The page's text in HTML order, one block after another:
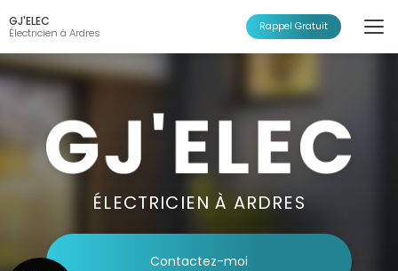
au
contenu
principal
GJ'ELEC
Électricien à Ardres Rappel Gratuit
ÉLECTRICIEN À ARDRES
Contactez-moi